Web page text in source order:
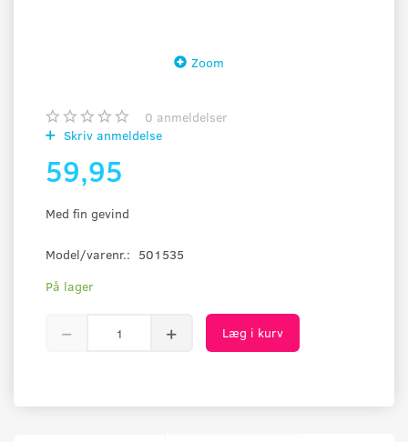
Zoom
0 anmeldelser
Skriv anmeldelse
59,95
Med fin gevind
Model/varenr.: 501535
På lager
Læg i kurv